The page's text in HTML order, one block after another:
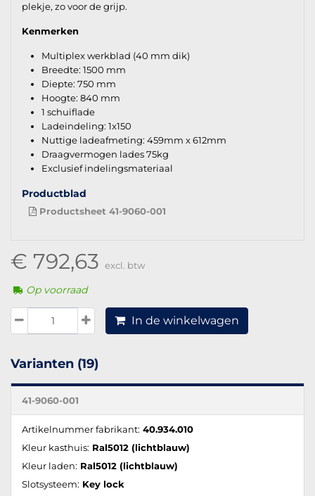
plekje, zo voor de grijp.
Kenmerken
Multiplex werkblad (40 mm dik)
Breedte: 1500 mm
Diepte: 750 mm
Hoogte: 840 mm
1 schuiflade
Ladeindeling: 1x150
Nuttige ladeafmeting: 459mm x 612mm
Draagvermogen lades 75kg
Exclusief indelingsmateriaal
Productblad
Productsheet 41-9060-001
€ 792,63 excl. btw
Op voorraad
In de winkelwagen
Varianten (19)
41-9060-001
Artikelnummer fabrikant: 40.934.010
Kleur kasthuis: Ral5012 (lichtblauw)
Kleur laden: Ral5012 (lichtblauw)
Slotsysteem: Key lock